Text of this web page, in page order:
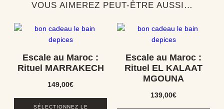
VOUS AIMEREZ PEUT-ÊTRE AUSSI…
Escale au Maroc :
Rituel MARRAKECH
149,00€
SÉLECTIONNEZ LE
Escale au Maroc :
Rituel EL KALAAT
MGOUNA
139,00€